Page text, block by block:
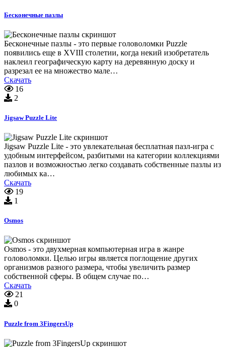
Бесконечные пазлы
Бесконечные пазлы - это первые головоломки Puzzle
появились еще в XVIII столетии, когда некий изобретатель
наклеил географическую карту на деревянную доску и
разрезал ее на множество мале…
Скачать
16
2
Jigsaw Puzzle Lite
Jigsaw Puzzle Lite - это увлекательная бесплатная пазл-игра с
удобным интерфейсом, разбитыми на категории коллекциями
пазлов и возможностью легко создавать собственные пазлы из
любимых ка…
Скачать
19
1
Osmos
Osmos - это двухмерная компьютерная игра в жанре
головоломки. Целью игры является поглощение других
организмов разного размера, чтобы увеличить размер
собственной сферы. В общем случае по…
Скачать
21
0
Puzzle from 3FingersUp